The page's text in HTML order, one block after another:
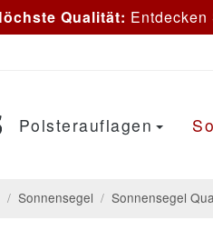
Qualität:
Polsterauflagen
/ Sonnensegel / Sonnensegel